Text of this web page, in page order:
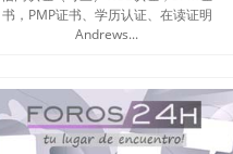
书，PMP证书、学历认证、在读证明
Andrews...